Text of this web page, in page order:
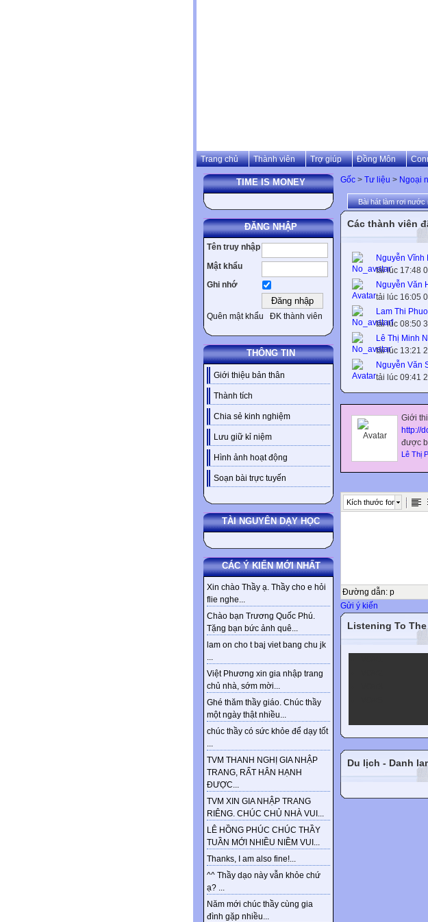
Trang chủ Thành viên Trợ giúp Đồng Môn
TIME IS MONEY
ĐĂNG NHẬP
Tên truy nhập
Mật khẩu
Ghi nhớ
Quên mật khẩu ĐK thành viên
THÔNG TIN
Giới thiệu bản thân
Thành tích
Chia sẻ kinh nghiệm
Lưu giữ kỉ niệm
Hình ảnh hoạt động
Soạn bài trực tuyến
TÀI NGUYÊN DẠY HỌC
CÁC Ý KIẾN MỚI NHẤT
Xin chào Thầy ạ. Thầy cho e hỏi
flie nghe...
Chào bạn Trương Quốc Phú.
Tặng bạn bức ảnh quê...
lam on cho t baj viet bang chu jk
...
Việt Phương xin gia nhập trang
chủ nhà, sớm mời...
Ghé thăm thầy giáo. Chúc thầy
một ngày thật nhiều...
chúc thầy có sức khỏe để dạy tốt
...
TVM THANH NGHỊ GIA NHẬP
TRANG, RẤT HÂN HẠNH
ĐƯỢC...
TVM XIN GIA NHẬP TRANG
RIÊNG. CHÚC CHỦ NHÀ VUI...
LÊ HỒNG PHÚC CHÚC THẦY
TUẦN MỚI NHIỀU NIỀM VUI...
Thanks, I am also fine!...
^^ Thầy dạo này vẫn khỏe chứ
ạ? ...
Năm mới chúc thầy cùng gia
đình gặp nhiều...
Gốc > Tư liệu > Ngoại
Bài hát làm rơi nước
Các thành viên
Nguyễn Vĩnh
tải lúc 17:48
Nguyễn Văn
tải lúc 16:05
Lam Thi
tải lúc 08:50
Lê Thị Minh
tải lúc 13:21
Nguyễn Văn
tải lúc 09:41
Giới
http://
được
Lê Thị
Kích thước font
Đường dẫn: p
Gửi ý kiến
Listening To
Du lịch - Danh